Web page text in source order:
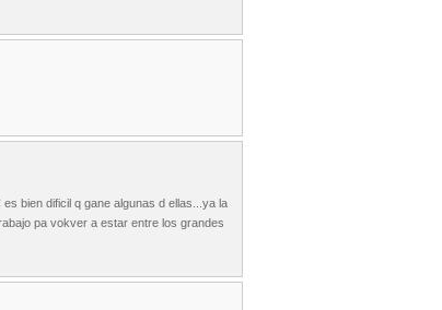
bien dificil q gane algunas d ellas...ya la
pa vokver a estar entre los grandes